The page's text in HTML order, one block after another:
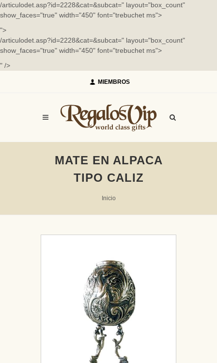
/articulodet.asp?id=2228&cat=&subcat=" layout="box_count"
show_faces="true" width="450" font="trebuchet ms">
">
/articulodet.asp?id=2228&cat=&subcat=" layout="box_count"
show_faces="true" width="450" font="trebuchet ms">
" />
MIEMBROS
MATE EN ALPACA
TIPO CALIZ
Inicio